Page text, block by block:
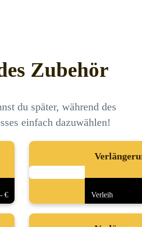
Zubehör
du später, während des
einfach dazuwählen!
€ Verleih